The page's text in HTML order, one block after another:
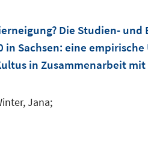
Die Studien-
in Sachsen: eine empirische
in Zusammenarbeit
Jana;